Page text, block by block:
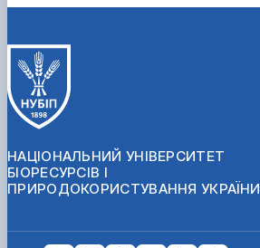
НАЦІОНАЛЬНИЙ УНІВЕРСИТЕТ
БІОРЕСУРСІВ І
ПРИРОДОКОРИСТУВАННЯ УКРАЇНИ